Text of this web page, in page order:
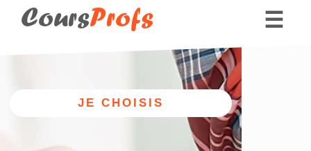
CoursProfs
Nos professeurs
Donner des cours
☰